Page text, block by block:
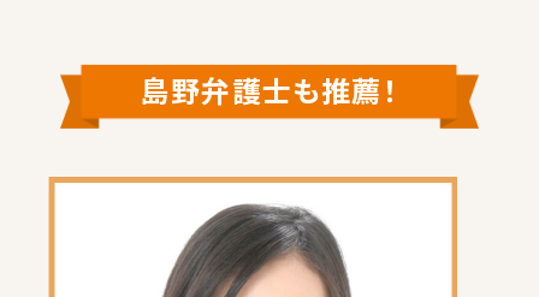
島野弁護士も推薦！